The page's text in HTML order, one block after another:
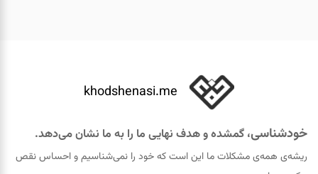
khodshenasi.me
خودشناسی، گمشده و هدف نهایی ما را به ما نشان می‌دهد.
ریشه‌ی همه‌ی مشکلات ما این است که خود را نمی‌شناسیم و احساس نقص